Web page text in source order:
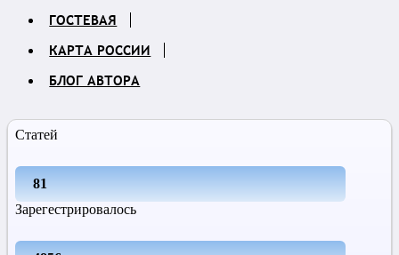
ГОСТЕВАЯ
КАРТА РОССИИ
БЛОГ АВТОРА
Статей
81
Зарегестрировалось